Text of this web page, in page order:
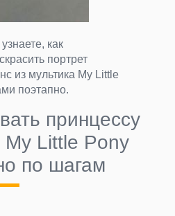
как
портрет
из мультика My Little
поэтапно.
принцессу
My Little Pony
по шагам